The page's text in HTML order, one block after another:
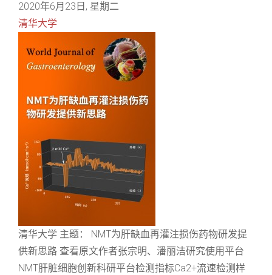
2020年6月23日, 星期二
清华大学
清华大学 主题： NMT为肝缺血再灌注损伤药物研发提
供新思路 查看原文作者张宗明、潘丽洁研究使用平台
NMT肝脏细胞创新科研平台检测指标Ca2+流速检测样